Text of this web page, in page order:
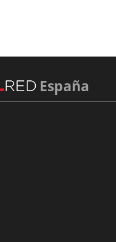
España